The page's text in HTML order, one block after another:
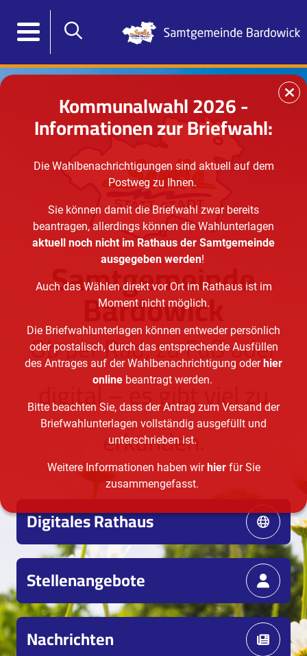
Kommunalwahl 2026 -
Informationen zur Briefwahl:
Die Wahlbenachrichtigungen sind aktuell auf dem
Postweg zu Ihnen.
Sie können damit die Briefwahl zwar bereits
beantragen, allerdings können die Wahlunterlagen
aktuell noch nicht im Rathaus der Samtgemeinde
ausgegeben werden!
Auch das Wählen direkt vor Ort im Rathaus ist im
Moment nicht möglich.
Die Briefwahlunterlagen können entweder persönlich
oder postalisch, durch das entsprechende Ausfüllen
des Antrages auf der Wahlbenachrichtigung oderhier
onlinebeantragt werden.
Bitte beachten Sie, dass der Antrag zum Versand der
Briefwahlunterlagen vollständig ausgefüllt und
unterschrieben ist.
Weitere Informationen haben wirhierfür Sie
zusammengefasst.
Samtgemeinde
Bardowick
Ob per Rad, zu Fuß oder
digital – es gibt viel zu
erkunden.
Digitales Rathaus
Stellenangebote
Nachrichten